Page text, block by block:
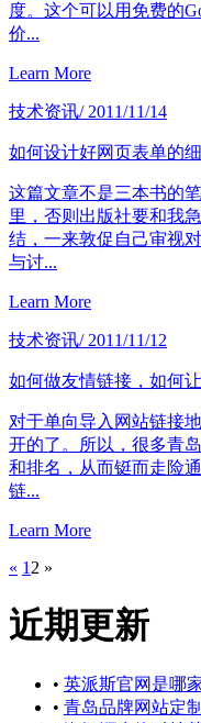
度。这个可以用免费的
价...
Learn More
技术资讯/ 2011/11/14
如何设计好网页表单的
这篇文章不是三本书的
里，否则出版社要和我
结，一来敦促自己审视
与讨...
Learn More
技术资讯/ 2011/11/12
如何做友情链接，如何
对于单向导入网站链接
开的了。所以，很多青
和排名，从而铤而走险
链...
Learn More
« 1 2 »
近期更新
• 英派斯官网是哪
• 青岛品牌网站定